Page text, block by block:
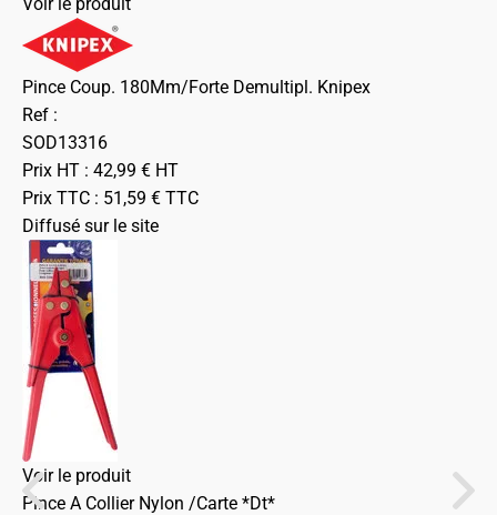
Pince Coup. 180Mm/Forte Demultipl. Knipex
Ref :
SOD13316
Prix HT : 42,99 € HT
Prix TTC : 51,59 € TTC
Diffusé sur le site
Voir le produit
Pince A Collier Nylon /Carte *Dt*